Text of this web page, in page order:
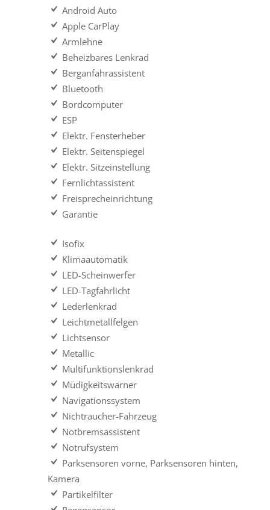
Android Auto
Apple CarPlay
Armlehne
Beheizbares Lenkrad
Berganfahrassistent
Bluetooth
Bordcomputer
ESP
Elektr. Fensterheber
Elektr. Seitenspiegel
Elektr. Sitzeinstellung
Fernlichtassistent
Freisprecheinrichtung
Garantie
Isofix
Klimaautomatik
LED-Scheinwerfer
LED-Tagfahrlicht
Lederlenkrad
Leichtmetallfelgen
Lichtsensor
Metallic
Multifunktionslenkrad
Müdigkeitswarner
Navigationssystem
Nichtraucher-Fahrzeug
Notbremsassistent
Notrufsystem
Parksensoren vorne, Parksensoren hinten,
Kamera
Partikelfilter